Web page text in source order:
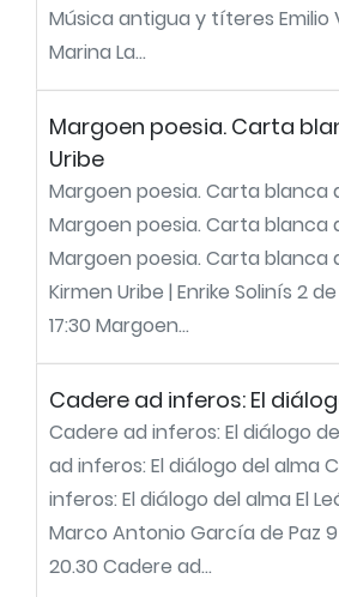
Música antigua y títeres Emilio
Marina La...
Margoen poesia. Carta
Uribe
Margoen poesia. Carta blanca
Margoen poesia. Carta blanca
Margoen poesia. Carta blanca
Kirmen Uribe | Enrike Solinís 2
17:30 Margoen...
Cadere ad inferos: El
Cadere ad inferos: El diálogo
ad inferos: El diálogo del alma
inferos: El diálogo del alma El
Marco Antonio García de Paz
20.30 Cadere ad...